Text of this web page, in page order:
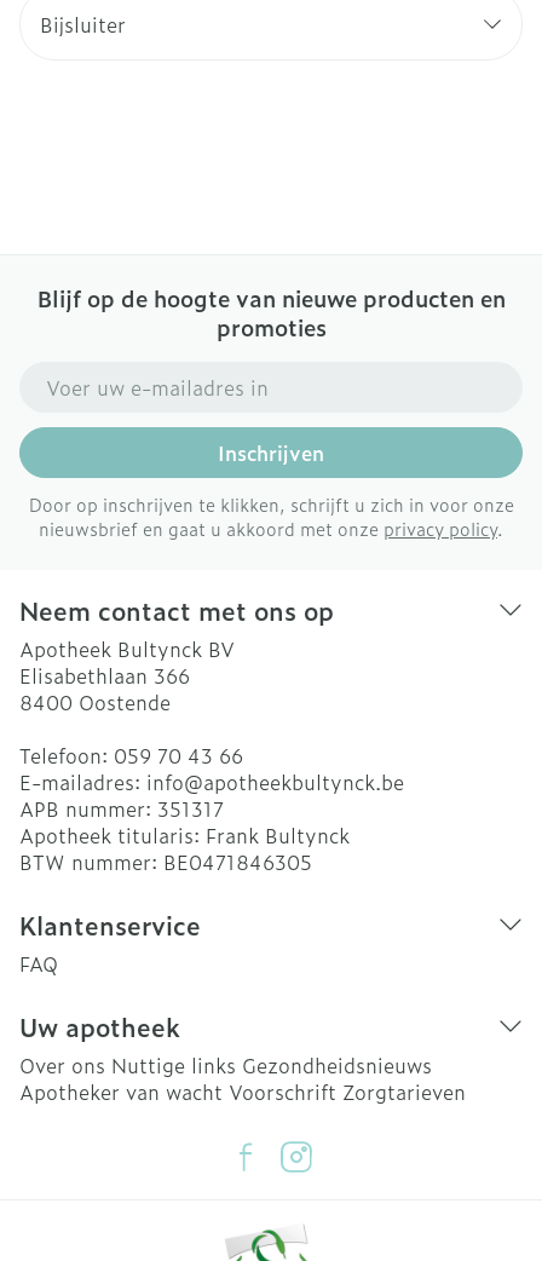
Bijsluiter
Blijf op de hoogte van nieuwe producten en
promoties
Inschrijven
Door op inschrijven te klikken, schrijft u zich in voor onze
nieuwsbrief en gaat u akkoord met onze privacy policy.
Neem contact met ons op
Apotheek Bultynck BV
Elisabethlaan 366
8400 Oostende
Telefoon: 059 70 43 66
E-mailadres: info@apotheekbultynck.be
APB nummer: 351317
Apotheek titularis: Frank Bultynck
BTW nummer: BE0471846305
Klantenservice
FAQ
Uw apotheek
Over ons Nuttige links Gezondheidsnieuws
Apotheker van wacht Voorschrift Zorgtarieven